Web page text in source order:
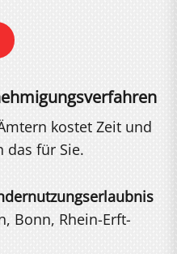
kostet Zeit und
das für Sie.
Bonn, Rhein-Erft-